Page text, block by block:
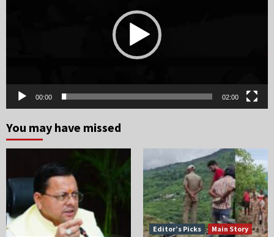
00:00 02:00
You may have missed
Editor’s Picks
Main Story